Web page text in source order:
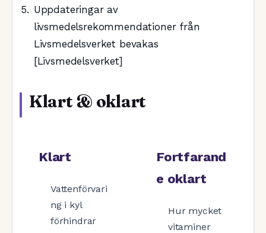
Uppdateringar av
livsmedelsrekommendationer från
Livsmedelsverket bevakas
[Livsmedelsverket]
Klart & oklart
Klart
Vattenförvari
ng i kyl
förhindrar
Fortfarand
e oklart
Hur mycket
vitaminer